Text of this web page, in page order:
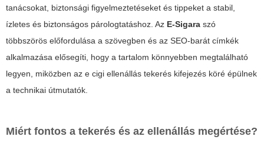
tanácsokat, biztonsági figyelmeztetéseket és tippeket a stabil,
ízletes és biztonságos párologtatáshoz. Az E-Sigara szó
többszörös előfordulása a szövegben és az SEO-barát címkék
alkalmazása elősegíti, hogy a tartalom könnyebben megtalálható
legyen, miközben az e cigi ellenállás tekerés kifejezés köré épülnek
a technikai útmutatók.
Miért fontos a tekerés és az ellenállás megértése?